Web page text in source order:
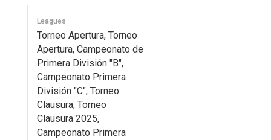
Leagues
Torneo Apertura, Torneo
Apertura, Campeonato de
Primera División "B",
Campeonato Primera
División "C", Torneo
Clausura, Torneo
Clausura 2025,
Campeonato Primera